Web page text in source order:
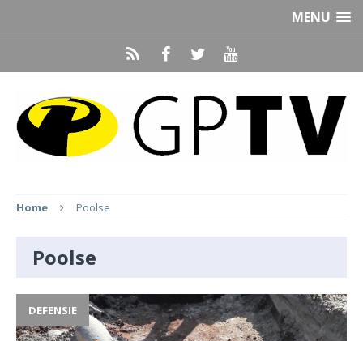
MENU
Home Poolse
Poolse
DEFENSIE